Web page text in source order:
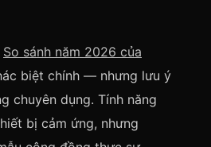
So sánh năm 2026 của
biệt chính — nhưng lưu ý
chuyên dụng. Tính năng
bị cảm ứng, nhưng